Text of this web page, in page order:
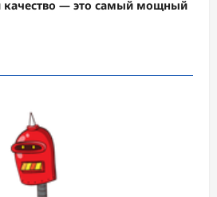
качество — это самый мощный